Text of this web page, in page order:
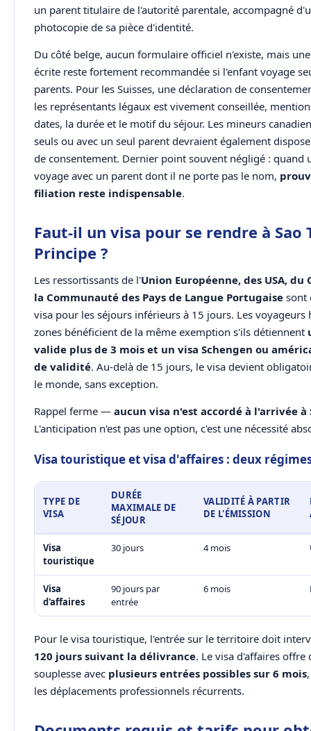
un parent titulaire de l'autorité parentale, accompagné
photocopie de sa pièce d'identité.
Du côté belge, aucun formulaire officiel n'existe, mais
écrite reste fortement recommandée si l'enfant voyage
parents. Pour les Suisses, une déclaration de
les représentants légaux est vivement conseillée,
dates, la durée et le motif du séjour. Les mineurs
seuls ou avec un seul parent devraient également
de consentement. Dernier point souvent négligé : quand
voyage avec un parent dont il ne porte pas le nom,
filiation reste indispensable.
Faut-il un visa pour se rendre à Sao
Principe ?
Les ressortissants de l'Union Européenne, des USA, du
la Communauté des Pays de Langue Portugaise sont
visa pour les séjours inférieurs à 15 jours. Les voyageurs
zones bénéficient de la même exemption s'ils détiennent
valide plus de 3 mois et un visa Schengen ou
de validité. Au-delà de 15 jours, le visa devient
le monde, sans exception.
Rappel ferme — aucun visa n'est accordé à l'arrivée à
L'anticipation n'est pas une option, c'est une nécessité
Visa touristique et visa d'affaires : deux
TYPE DE
VISA
DURÉE
MAXIMALE DE
SÉJOUR
VALIDITÉ À PARTIR
DE L'ÉMISSION
Visa
touristique
30 jours 4 mois
Visa
d'affaires
90 jours par
entrée
6 mois
Pour le visa touristique, l'entrée sur le territoire doit
120 jours suivant la délivrance. Le visa d'affaires offre
souplesse avec plusieurs entrées possibles sur 6 mois
les déplacements professionnels récurrents.